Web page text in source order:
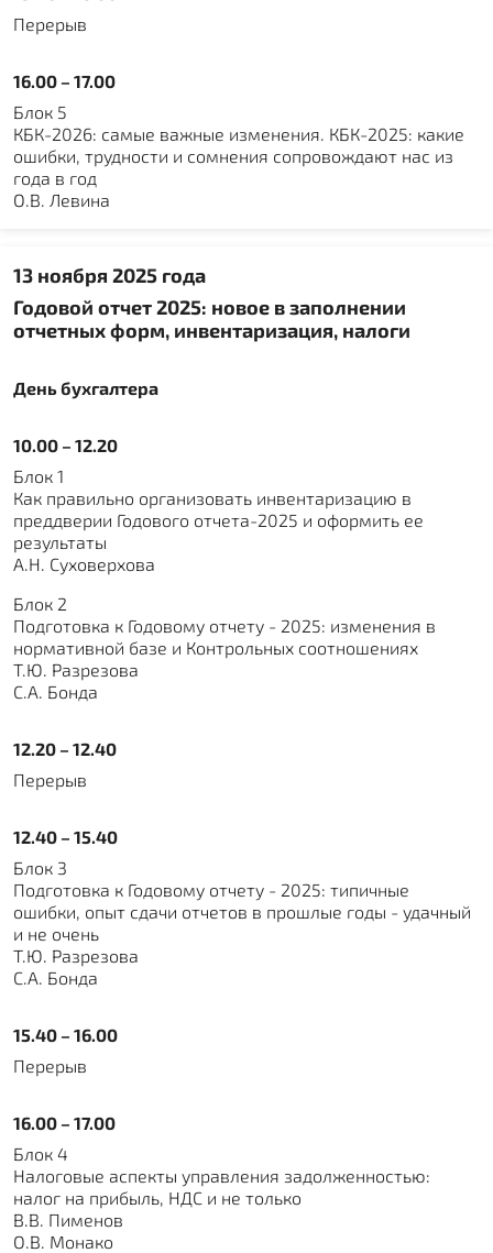
Перерыв
16.00 – 17.00
Блок 5
КБК-2026: самые важные изменения. КБК-2025: какие
ошибки, трудности и сомнения сопровождают нас из
года в год
О.В. Левина
13 ноября 2025 года
Годовой отчет 2025: новое в заполнении
отчетных форм, инвентаризация, налоги
День бухгалтера
10.00 – 12.20
Блок 1
Как правильно организовать инвентаризацию в
преддверии Годового отчета-2025 и оформить ее
результаты
А.Н. Суховерхова
Блок 2
Подготовка к Годовому отчету - 2025: изменения в
нормативной базе и Контрольных соотношениях
Т.Ю. Разрезова
С.А. Бонда
12.20 – 12.40
Перерыв
12.40 – 15.40
Блок 3
Подготовка к Годовому отчету - 2025: типичные
ошибки, опыт сдачи отчетов в прошлые годы - удачный
и не очень
Т.Ю. Разрезова
С.А. Бонда
15.40 – 16.00
Перерыв
16.00 – 17.00
Блок 4
Налоговые аспекты управления задолженностью:
налог на прибыль, НДС и не только
В.В. Пименов
О.В. Монако